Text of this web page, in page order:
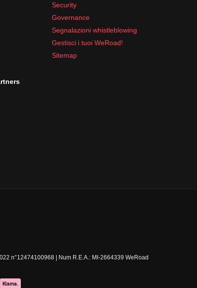
Security
Governance
Segnalazioni whistleblowing
Gestisci i tuoi WeRoad!
Sitemap
n°12474100968 | Num R.E.A.: MI-2664339 WeRoad